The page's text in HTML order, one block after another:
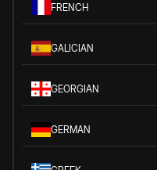
FRENCH
GALICIAN
GEORGIAN
GERMAN